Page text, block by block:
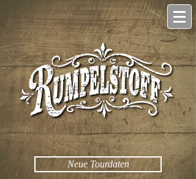
Neue Tourdaten